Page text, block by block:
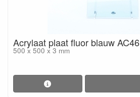
Acrylaat plaat fluor blauw AC46
500 x 500 x 3 mm